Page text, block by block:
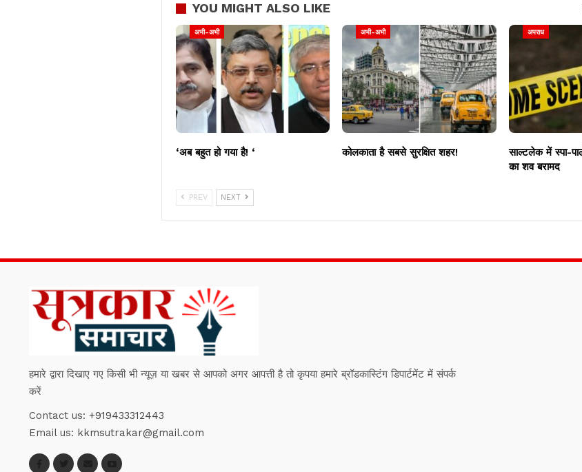
YOU MIGHT ALSO LIKE
अभी-अभी
‘अब बहुत हो गया है! ‘
अभी-अभी
कोलकाता है सबसे सुरक्षित शहर!
अपराध
साल्टलेक में स्पा-
का शव बरामद
PREV NEXT
हमारे द्वारा दिखाए गए किसी भी न्यूज़ या खबर से आपको अगर आपत्ती है तो कृपया हमारे ब्रॉडकास्टिंग डिपार्टमेंट में संपर्क
करें
Contact us: +919433312443
Email us: kkmsutrakar@gmail.com